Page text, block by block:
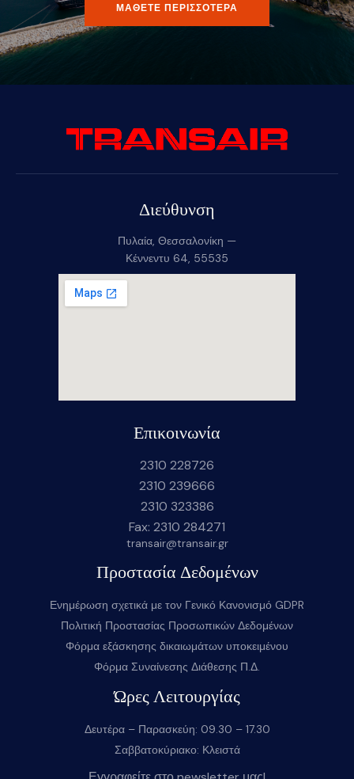
ΜΑΘΕΤΕ ΠΕΡΙΣΣΟΤΕΡΑ
Διεύθυνση
Πυλαία, Θεσσαλονίκη —
Κέννεντυ 64, 55535
Επικοινωνία
2310 228726
2310 239666
2310 323386
Fax: 2310 284271
transair@transair.gr
Προστασία Δεδομένων
Ενημέρωση σχετικά με τον Γενικό Κανονισμό GDPR
Πολιτική Προστασίας Προσωπικών Δεδομένων
Φόρμα εξάσκησης δικαιωμάτων υποκειμένου
Φόρμα Συναίνεσης Διάθεσης Π.Δ.
Ώρες Λειτουργίας
Δευτέρα – Παρασκεύη: 09.30 – 17.30
Σαββατοκύριακο: Κλειστά